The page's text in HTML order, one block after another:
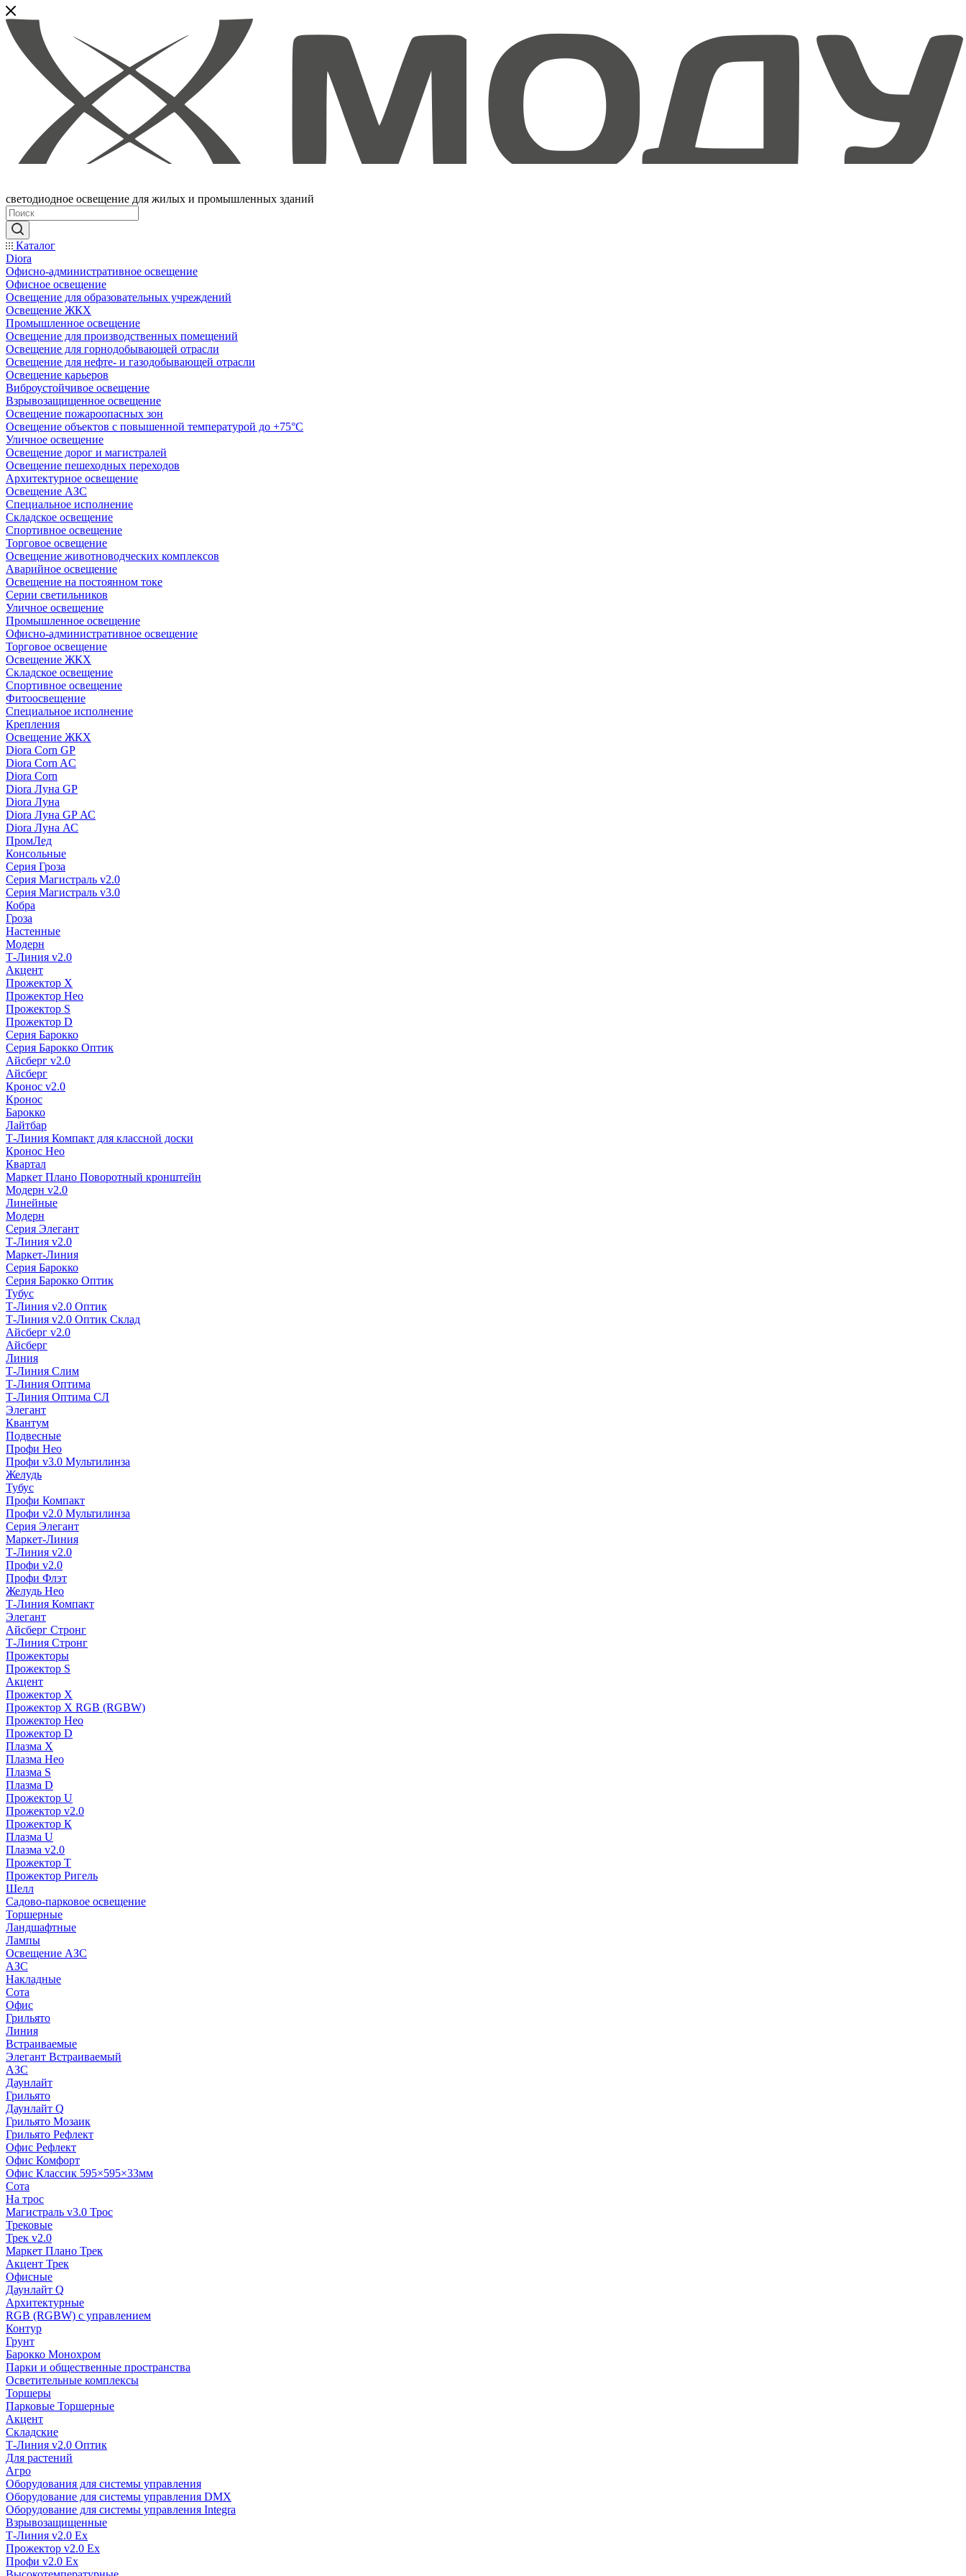
светодиодное освещение для жилых и промышленных зданий
Каталог
Diora
Офисно-административное освещение
Офисное освещение
Освещение для образовательных учреждений
Освещение ЖКХ
Промышленное освещение
Освещение для производственных помещений
Освещение для горнодобывающей отрасли
Освещение для нефте- и газодобывающей отрасли
Освещение карьеров
Виброустойчивое освещение
Взрывозащищенное освещение
Освещение пожароопасных зон
Освещение объектов с повышенной температурой до +75°C
Уличное освещение
Освещение дорог и магистралей
Освещение пешеходных переходов
Архитектурное освещение
Освещение АЗС
Специальное исполнение
Складское освещение
Спортивное освещение
Торговое освещение
Освещение животноводческих комплексов
Аварийное освещение
Освещение на постоянном токе
Серии светильников
Уличное освещение
Промышленное освещение
Офисно-административное освещение
Торговое освещение
Освещение ЖКХ
Складское освещение
Спортивное освещение
Фитоосвещение
Специальное исполнение
Крепления
Освещение ЖКХ
Diora Corn GP
Diora Corn AC
Diora Corn
Diora Луна GP
Diora Луна
Diora Луна GP АС
Diora Луна АС
ПромЛед
Консольные
Серия Гроза
Серия Магистраль v2.0
Серия Магистраль v3.0
Кобра
Гроза
Настенные
Модерн
Т-Линия v2.0
Акцент
Прожектор X
Прожектор Нео
Прожектор S
Прожектор D
Серия Барокко
Серия Барокко Оптик
Айсберг v2.0
Айсберг
Кронос v2.0
Кронос
Барокко
Лайтбар
Т-Линия Компакт для классной доски
Кронос Нео
Квартал
Маркет Плано Поворотный кронштейн
Модерн v2.0
Линейные
Модерн
Серия Элегант
Т-Линия v2.0
Маркет-Линия
Серия Барокко
Серия Барокко Оптик
Тубус
Т-Линия v2.0 Оптик
Т-Линия v2.0 Оптик Склад
Айсберг v2.0
Айсберг
Линия
Т-Линия Слим
Т-Линия Оптима
Т-Линия Оптима СЛ
Элегант
Квантум
Подвесные
Профи Нео
Профи v3.0 Мультилинза
Желудь
Тубус
Профи Компакт
Профи v2.0 Мультилинза
Серия Элегант
Маркет-Линия
Т-Линия v2.0
Профи v2.0
Профи Флэт
Желудь Нео
Т-Линия Компакт
Элегант
Айсберг Стронг
Т-Линия Стронг
Прожекторы
Прожектор S
Акцент
Прожектор X
Прожектор Х RGB (RGBW)
Прожектор Нео
Прожектор D
Плазма X
Плазма Нео
Плазма S
Плазма D
Прожектор U
Прожектор v2.0
Прожектор К
Плазма U
Плазма v2.0
Прожектор Т
Прожектор Ригель
Шелл
Садово-парковое освещение
Торшерные
Ландшафтные
Лампы
Освещение АЗС
АЗС
Накладные
Сота
Офис
Грильято
Линия
Встраиваемые
Элегант Встраиваемый
АЗС
Даунлайт
Грильято
Даунлайт Q
Грильято Мозаик
Грильято Рефлект
Офис Рефлект
Офис Комфорт
Офис Классик 595×595×33мм
Сота
На трос
Магистраль v3.0 Трос
Трековые
Трек v2.0
Маркет Плано Трек
Акцент Трек
Офисные
Даунлайт Q
Архитектурные
RGB (RGBW) с управлением
Контур
Грунт
Барокко Монохром
Парки и общественные пространства
Осветительные комплексы
Торшеры
Парковые Торшерные
Акцент
Складские
Т-Линия v2.0 Оптик
Для растений
Агро
Оборудования для системы управления
Оборудование для системы управления DMX
Оборудование для системы управления Integra
Взрывозащищенные
Т-Линия v2.0 Ex
Прожектор v2.0 Ex
Профи v2.0 Ex